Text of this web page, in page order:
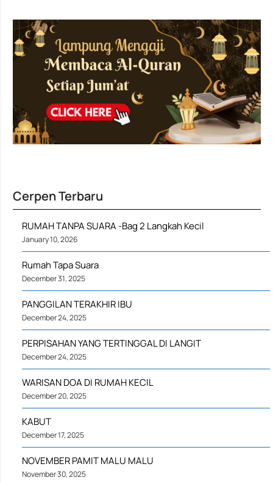
Cerpen Terbaru
RUMAH TANPA SUARA -Bag 2 Langkah Kecil
January 10, 2026
Rumah Tapa Suara
December 31, 2025
PANGGILAN TERAKHIR IBU
December 24, 2025
PERPISAHAN YANG TERTINGGAL DI LANGIT
December 24, 2025
WARISAN DOA DI RUMAH KECIL
December 20, 2025
KABUT
December 17, 2025
NOVEMBER PAMIT MALU MALU
November 30, 2025